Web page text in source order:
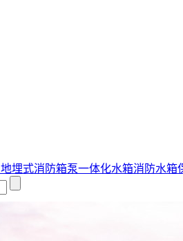
地埋式消防箱泵一体化水箱消防水箱